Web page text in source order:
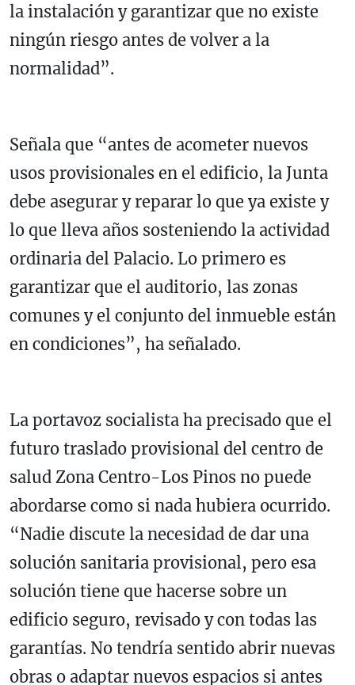
la instalación y garantizar que no existe
ningún riesgo antes de volver a la
normalidad”.
Señala que “antes de acometer nuevos
usos provisionales en el edificio, la Junta
debe asegurar y reparar lo que ya existe y
lo que lleva años sosteniendo la actividad
ordinaria del Palacio. Lo primero es
garantizar que el auditorio, las zonas
comunes y el conjunto del inmueble están
en condiciones”, ha señalado.
La portavoz socialista ha precisado que el
futuro traslado provisional del centro de
salud Zona Centro-Los Pinos no puede
abordarse como si nada hubiera ocurrido.
“Nadie discute la necesidad de dar una
solución sanitaria provisional, pero esa
solución tiene que hacerse sobre un
edificio seguro, revisado y con todas las
garantías. No tendría sentido abrir nuevas
obras o adaptar nuevos espacios si antes